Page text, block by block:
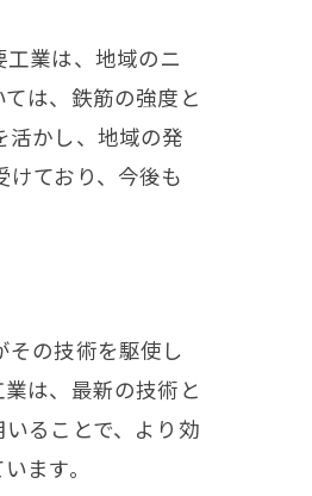
業は、地域のニ
は、鉄筋の強度と
活かし、地域の発
ており、今後も
の技術を駆使し
は、最新の技術と
ることで、より効
ます。